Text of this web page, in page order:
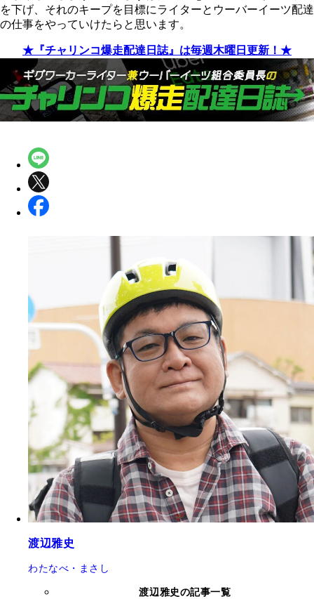
を下げ、それのキープを目標にライターとウーバーイーツ配達
の仕事をやっていけたらと思います。
★『チャリンコ爆走配達日誌』は毎週木曜日更新！★
渡辺雅史
わたなべ・まさし
渡辺雅史の記事一覧